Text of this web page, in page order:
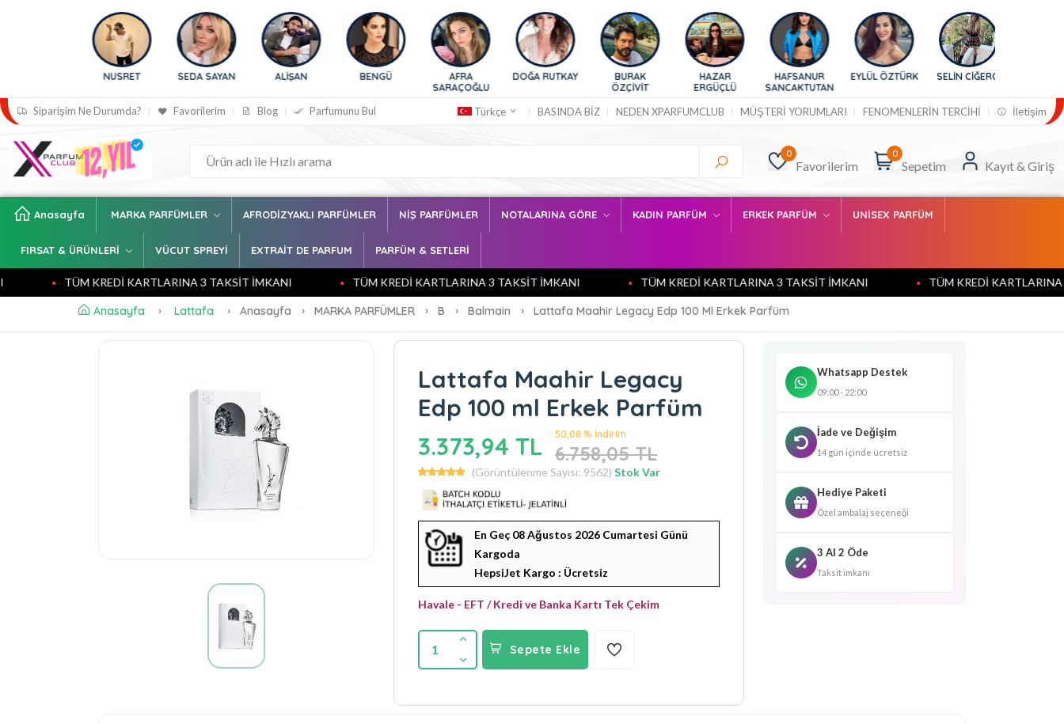
SEDA SAYAN
SARAÇOĞLU
DOĞA RUTKAY
BURAK
ERGÜÇLÜ
HAFSANUR
SANCAKTUTAN
EYLÜL ÖZTÜRK SELİN CİĞERCİ
Siparişim Ne Durumda? Favorilerim Blog Parfumunu Bul Türkçe BASINDA BİZ NEDEN XPARFUMCLUB MÜŞTERİ YORUMLARI FENOMENLERİN TERCİHİ İletişim
0
Favorilerim
0
Sepetim Kayıt & Giriş
Anasayfa MARKA PARFÜMLER AFRODİZYAKLI PARFÜMLER NİŞ PARFÜMLER NOTALARINA GÖRE KADIN PARFÜM ERKEK PARFÜM UNİSEX PARFÜM
FIRSAT & ÜRÜNLERİ VÜCUT SPREYİ EXTRAİT DE PARFUM PARFÜM & SETLERİ
TÜM KREDİ KARTLARINA 3 TAKSİT İMKANI TÜM KREDİ KARTLARINA 3 TAKSİT İMKANI TÜM KREDİ KARTLARINA 3 TAKSİT İMKANI TÜM KREDİ KARTLARINA 3
Anasayfa Lattafa Anasayfa MARKA PARFÜMLER B Balmain Lattafa Maahir Legacy Edp 100 Ml Erkek Parfüm
Lattafa Maahir Legacy
Edp 100 ml Erkek Parfüm
3.373,94 TL
50,08 % İndirim
6.758,05 TL
(Görüntülenme Sayısı: 9562) Stok Var
En Geç 08 Ağustos 2026 Cumartesi Günü
Kargoda
HepsiJet Kargo : Ücretsiz
Havale - EFT / Kredi ve Banka Kartı Tek Çekim
1 Sepete Ekle
Whatsapp Destek
09:00 - 22:00
İade ve Değişim
14 gün içinde ücretsiz
Hediye Paketi
Özel ambalaj seçeneği
3 Al 2 Öde
Taksit imkanı